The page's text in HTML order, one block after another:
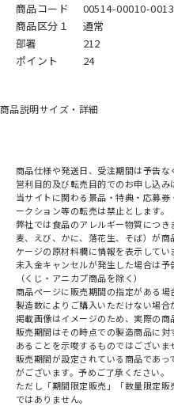
商品コード
00514-00010-
商品区分１
通常
部署
212
ポイント
24
商品説明サイズ・詳細
商品仕様や発送日、受注期間は予告な
営利目的及び転売目的でのお申し込み
当サイトに関わる景品・特典・応募
ークション等の転売は禁止とします。
弊社では食品のアレルギー物質につ
麦、えび、かに、落花生、そば）が
ケージの原材料欄に情報を表示してい
未入金キャンセルが発生した場合は予
（くじ・アニカプ商品を除く）
商品ページに販売期間の指定がある場
製造数によりご購入いただけない場合
掲載画像はイメージのため、実際の商
販売期間はその時点での製造商品に
あることを示唆するものではございま
販売期間が設定されている商品であ
がございます。予めご了承ください。
ただし「期間限定販売」「数量限定
ではありません。